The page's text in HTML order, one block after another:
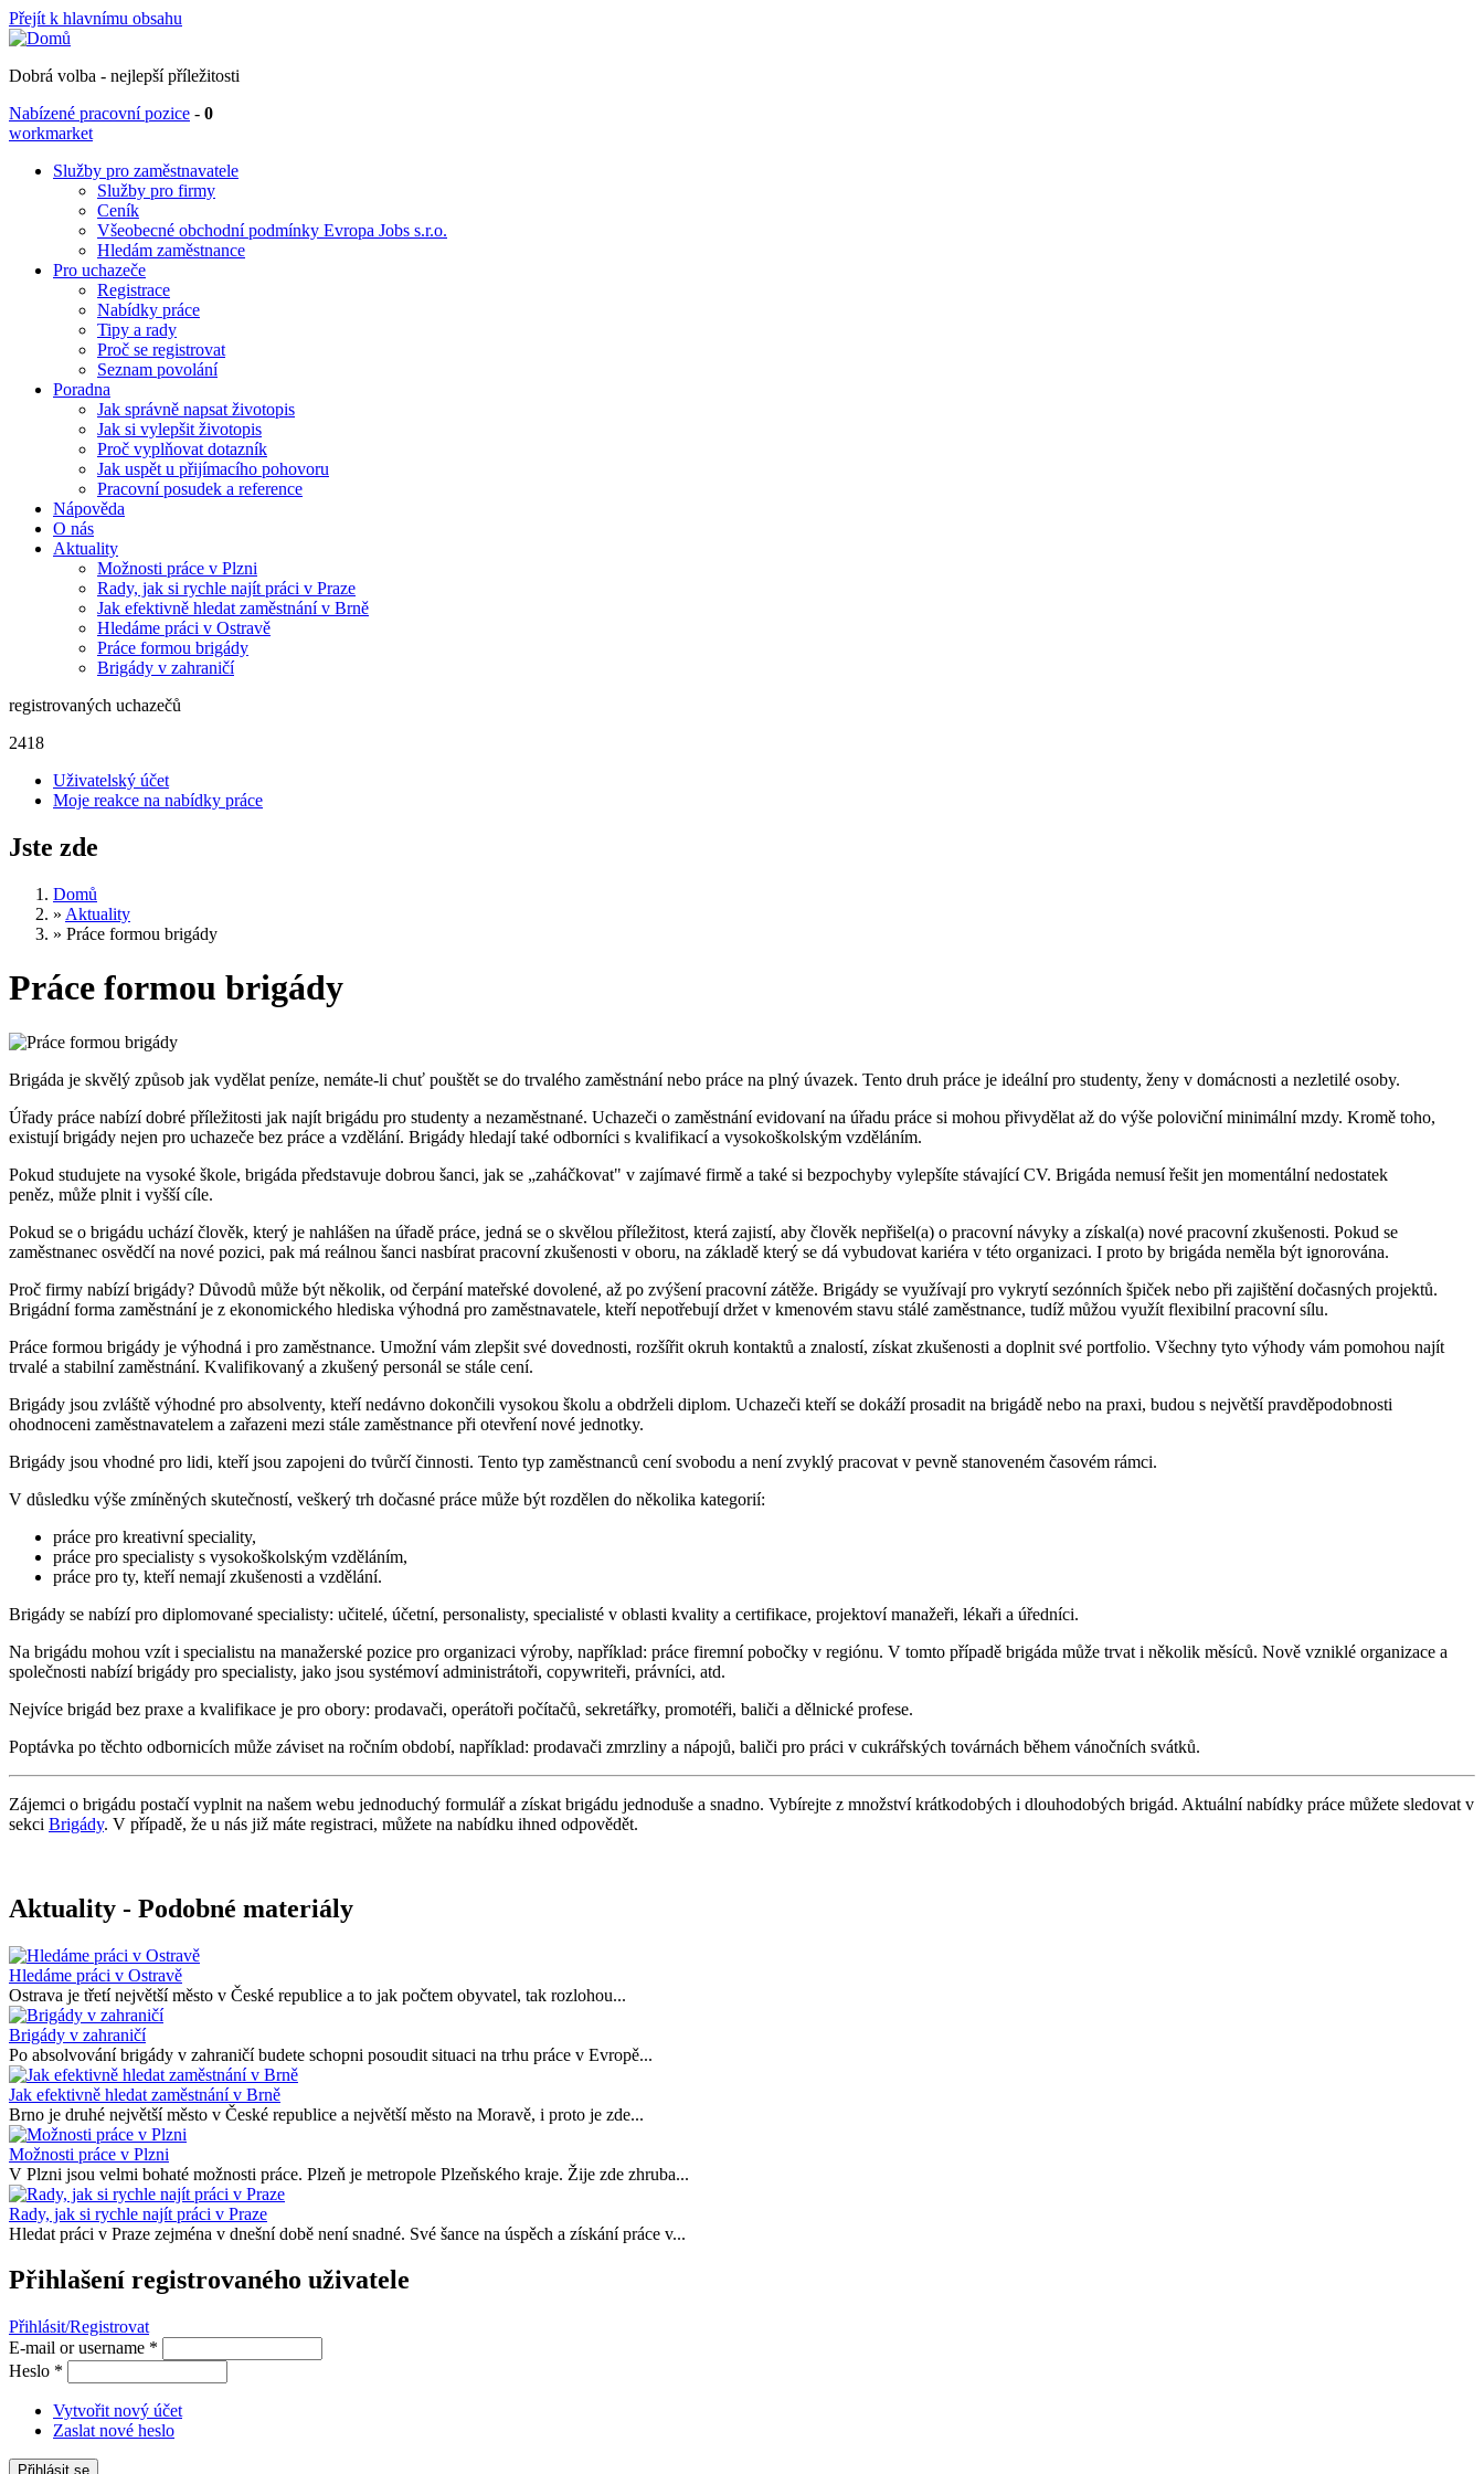
Přejít k hlavnímu obsahu
Dobrá volba - nejlepší příležitosti
Nabízené pracovní pozice - 0
workmarket
Služby pro zaměstnavatele
Služby pro firmy
Ceník
Všeobecné obchodní podmínky Evropa Jobs s.r.o.
Hledám zaměstnance
Pro uchazeče
Registrace
Nabídky práce
Tipy a rady
Proč se registrovat
Seznam povolání
Poradna
Jak správně napsat životopis
Jak si vylepšit životopis
Proč vyplňovat dotazník
Jak uspět u přijímacího pohovoru
Pracovní posudek a reference
Nápověda
O nás
Aktuality
Možnosti práce v Plzni
Rady, jak si rychle najít práci v Praze
Jak efektivně hledat zaměstnání v Brně
Hledáme práci v Ostravě
Práce formou brigády
Brigády v zahraničí
registrovaných uchazečů
2418
Uživatelský účet
Moje reakce na nabídky práce
Jste zde
Domů
» Aktuality
» Práce formou brigády
Práce formou brigády
Brigáda je skvělý způsob jak vydělat peníze, nemáte-li chuť pouštět se do trvalého zaměstnání nebo práce na plný úvazek. Tento druh práce je ideální pro studenty, ženy v domácnosti a nezletilé osoby.
Úřady práce nabízí dobré příležitosti jak najít brigádu pro studenty a nezaměstnané. Uchazeči o zaměstnání evidovaní na úřadu práce si mohou přivydělat až do výše poloviční minimální mzdy. Kromě toho,
existují brigády nejen pro uchazeče bez práce a vzdělání. Brigády hledají také odborníci s kvalifikací a vysokoškolským vzděláním.
Pokud studujete na vysoké škole, brigáda představuje dobrou šanci, jak se „zaháčkovat" v zajímavé firmě a také si bezpochyby vylepšíte stávající CV. Brigáda nemusí řešit jen momentální nedostatek
peněz, může plnit i vyšší cíle.
Pokud se o brigádu uchází člověk, který je nahlášen na úřadě práce, jedná se o skvělou příležitost, která zajistí, aby člověk nepřišel(a) o pracovní návyky a získal(a) nové pracovní zkušenosti. Pokud se
zaměstnanec osvědčí na nové pozici, pak má reálnou šanci nasbírat pracovní zkušenosti v oboru, na základě který se dá vybudovat kariéra v této organizaci. I proto by brigáda neměla být ignorována.
Proč firmy nabízí brigády? Důvodů může být několik, od čerpání mateřské dovolené, až po zvýšení pracovní zátěže. Brigády se využívají pro vykrytí sezónních špiček nebo při zajištění dočasných projektů.
Brigádní forma zaměstnání je z ekonomického hlediska výhodná pro zaměstnavatele, kteří nepotřebují držet v kmenovém stavu stálé zaměstnance, tudíž můžou využít flexibilní pracovní sílu.
Práce formou brigády je výhodná i pro zaměstnance. Umožní vám zlepšit své dovednosti, rozšířit okruh kontaktů a znalostí, získat zkušenosti a doplnit své portfolio. Všechny tyto výhody vám pomohou najít
trvalé a stabilní zaměstnání. Kvalifikovaný а zkušený personál se stále cení.
Brigády jsou zvláště výhodné pro absolventy, kteří nedávno dokončili vysokou školu a obdrželi diplom. Uchazeči kteří se dokáží prosadit na brigádě nebo na praxi, budou s největší pravděpodobnosti
ohodnoceni zaměstnavatelem a zařazeni mezi stále zaměstnance při otevření nové jednotky.
Brigády jsou vhodné pro lidi, kteří jsou zapojeni do tvůrčí činnosti. Tento typ zaměstnanců cení svobodu a není zvyklý pracovat v pevně stanoveném časovém rámci.
V důsledku výše zmíněných skutečností, veškerý trh dočasné práce může být rozdělen do několika kategorií:
práce pro kreativní speciality,
práce pro specialisty s vysokoškolským vzděláním,
práce pro ty, kteří nemají zkušenosti a vzdělání.
Brigády se nabízí pro diplomované specialisty: učitelé, účetní, personalisty, specialisté v oblasti kvality a certifikace, projektoví manažeři, lékaři a úředníci.
Na brigádu mohou vzít i specialistu na manažerské pozice pro organizaci výroby, například: práce firemní pobočky v regiónu. V tomto případě brigáda může trvat i několik měsíců. Nově vzniklé organizace a
společnosti nabízí brigády pro specialisty, jako jsou systémoví administrátoři, copywriteři, právníci, atd.
Nejvíce brigád bez praxe a kvalifikace je pro obory: prodavači, operátoři počítačů, sekretářky, promotéři, baliči a dělnické profese.
Poptávka po těchto odbornicích může záviset na ročním období, například: prodavači zmrzliny a nápojů, baliči pro práci v cukrářských továrnách během vánočních svátků.
Zájemci o brigádu postačí vyplnit na našem webu jednoduchý formulář a získat brigádu jednoduše a snadno. Vybírejte z množství krátkodobých i dlouhodobých brigád. Aktuální nabídky práce můžete sledovat v
sekci Brigády. V případě, že u nás již máte registraci, můžete na nabídku ihned odpovědět.
Aktuality - Podobné materiály
Hledáme práci v Ostravě
Ostrava je třetí největší město v České republice a to jak počtem obyvatel, tak rozlohou...
Brigády v zahraničí
Po absolvování brigády v zahraničí budete schopni posoudit situaci na trhu práce v Evropě...
Jak efektivně hledat zaměstnání v Brně
Brno je druhé největší město v České republice a největší město na Moravě, i proto je zde...
Možnosti práce v Plzni
V Plzni jsou velmi bohaté možnosti práce. Plzeň je metropole Plzeňského kraje. Žije zde zhruba...
Rady, jak si rychle najít práci v Praze
Hledat práci v Praze zejména v dnešní době není snadné. Své šance na úspěch a získání práce v...
Přihlašení registrovaného uživatele
Přihlásit/Registrovat
E-mail or username *
Heslo *
Vytvořit nový účet
Zaslat nové heslo